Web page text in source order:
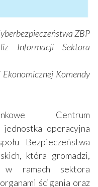
ZBP
Informacji Sektora
Komendy
Centrum
operacyjna
Bezpieczeństwa
która gromadzi,
w ramach sektora
ścigania oraz